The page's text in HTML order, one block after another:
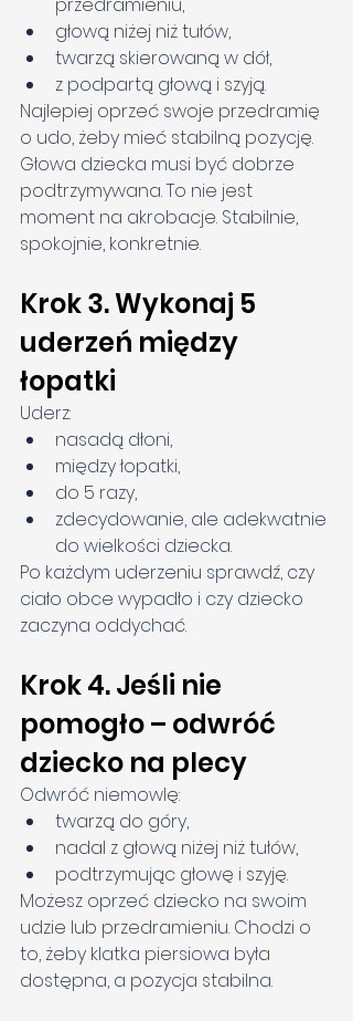
przedramieniu,
głową niżej niż tułów,
twarzą skierowaną w dół,
z podpartą głową i szyją.
Najlepiej oprzeć swoje przedramię
o udo, żeby mieć stabilną pozycję.
Głowa dziecka musi być dobrze
podtrzymywana. To nie jest
moment na akrobacje. Stabilnie,
spokojnie, konkretnie.
Krok 3. Wykonaj 5
uderzeń między
łopatki
Uderz:
nasadą dłoni,
między łopatki,
do 5 razy,
zdecydowanie, ale adekwatnie
do wielkości dziecka.
Po każdym uderzeniu sprawdź, czy
ciało obce wypadło i czy dziecko
zaczyna oddychać.
Krok 4. Jeśli nie
pomogło – odwróć
dziecko na plecy
Odwróć niemowlę:
twarzą do góry,
nadal z głową niżej niż tułów,
podtrzymując głowę i szyję.
Możesz oprzeć dziecko na swoim
udzie lub przedramieniu. Chodzi o
to, żeby klatka piersiowa była
dostępna, a pozycja stabilna.